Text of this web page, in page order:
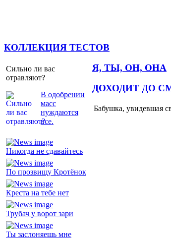
КОЛЛЕКЦИЯ ТЕСТОВ
Сильно ли вас
отравляют?
В одобрении
масс
нуждаются
все.
Я, ТЫ, ОН, ОНА
Никогда не сдавайтесь
По прозвищу Кротёнок
Креста на тебе нет
Трубач у ворот зари
Ты заслоняешь мне
ДОХОДИТ ДО
Бабушка, увидевшая